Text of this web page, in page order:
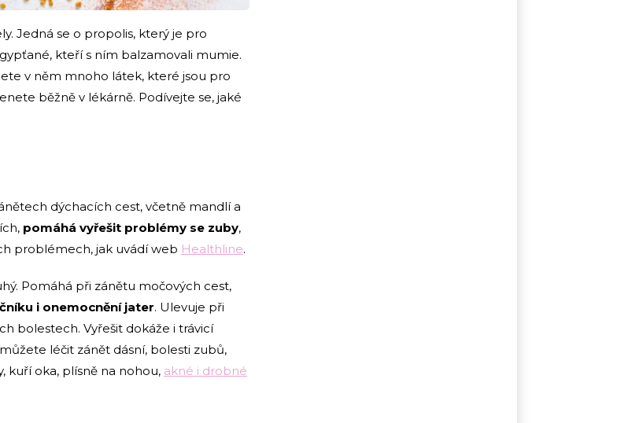
Jedná se o propolis, který je pro
kteří s ním balzamovali mumie.
v něm mnoho látek, které jsou pro
běžně v lékárně. Podívejte se, jaké
dýchacích cest, včetně mandlí a
pomáhá vyřešit problémy se zuby,
problémech, jak uvádí web Healthline.
Pomáhá při zánětu močových cest,
i onemocnění jater. Ulevuje při
bolestech. Vyřešit dokáže i trávicí
léčit zánět dásní, bolesti zubů,
kuří oka, plísně na nohou, akné i drobné